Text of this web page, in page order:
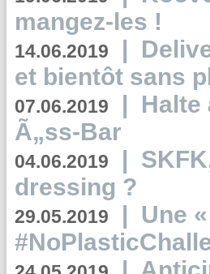
mangez-les !
14.06.2019 |
et bientôt sans
07.06.2019 | Halte
Ã„ss-Bar
04.06.2019 |
dressing ?
29.05.2019 | Une